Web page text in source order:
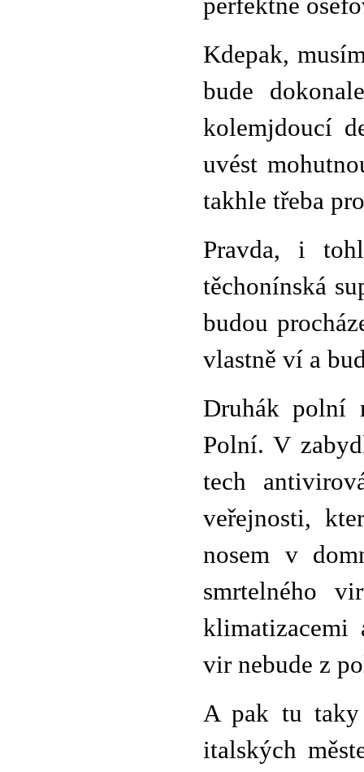
perfektně
Kdepak,
bude
kolemjdoucí
uvést
takhle třeba
Pravda, i
těchonínská
budou
vlastně ví a
Druhák polní
Polní. V
tech
veřejnosti,
nosem v
smrtelného
klimatizacemi
vir nebude z
A pak tu taky
italských